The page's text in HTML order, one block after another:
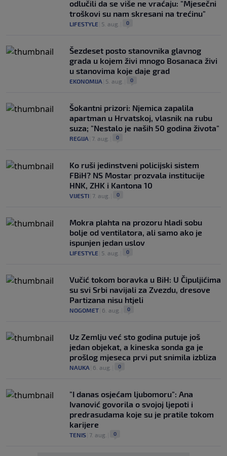
odlučili da se više ne vraćaju: "Mjesečni
troškovi su nam skresani na trećinu"
LIFESTYLE 5. aug. 0
Šezdeset posto stanovnika glavnog
grada u kojem živi mnogo Bosanaca živi
u stanovima koje daje grad
EKONOMIJA 5. aug. 0
Šokantni prizori: Njemica zapalila
apartman u Hrvatskoj, vlasnik na rubu
suza; "Nestalo je naših 50 godina života"
REGIJA 7. aug. 0
Ko ruši jedinstveni policijski sistem
FBiH? NS Mostar prozvala institucije
HNK, ZHK i Kantona 10
VIJESTI 7. aug. 0
Mokra plahta na prozoru hladi sobu
bolje od ventilatora, ali samo ako je
ispunjen jedan uslov
LIFESTYLE 5. aug. 0
Vučić tokom boravka u BiH: U Čipuljićima
su svi Srbi navijali za Zvezdu, dresove
Partizana nisu htjeli
NOGOMET 6. aug. 0
Uz Zemlju već sto godina putuje još
jedan objekat, a kineska sonda ga je
prošlog mjeseca prvi put snimila izbliza
NAUKA 6. aug. 0
"I danas osjećam ljubomoru": Ana
Ivanović govorila o svojoj ljepoti i
predrasudama koje su je pratile tokom
karijere
TENIS 7. aug. 0